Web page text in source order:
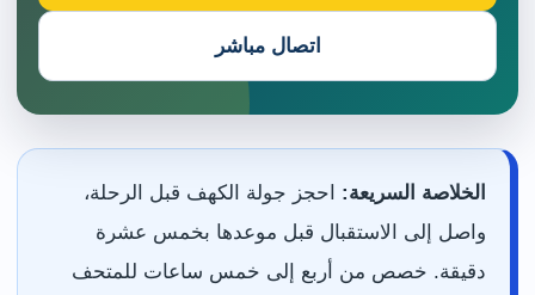
اتصال مباشر
الخلاصة السريعة: احجز جولة الكهف قبل الرحلة،
واصل إلى الاستقبال قبل موعدها بخمس عشرة
دقيقة. خصص من أربع إلى خمس ساعات للمتحف